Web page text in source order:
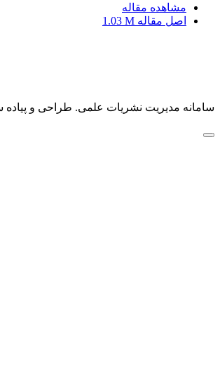
مشاهده مقاله
اصل مقاله 1.03 M
سامانه مدیریت نشریات علمی. طراحی و پیاده